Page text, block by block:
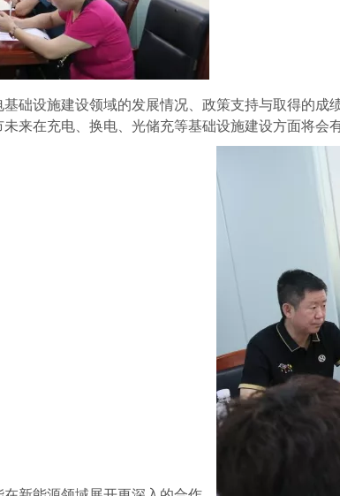
础设施建设领域的发展情况、政策支持与取得的
来在充电、换电、光储充等基础设施建设方面将会